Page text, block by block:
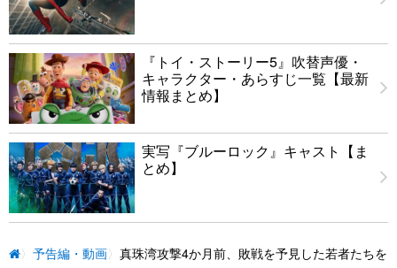
『トイ・ストーリー5』吹替声優・
キャラクター・あらすじ一覧【最新
情報まとめ】
実写『ブルーロック』キャスト【ま
とめ】
予告編・動画
真珠湾攻撃4か月前、敗戦を予見した若者たちを